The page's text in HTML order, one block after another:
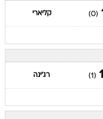
(0) קליארי
(1) רג'ינה